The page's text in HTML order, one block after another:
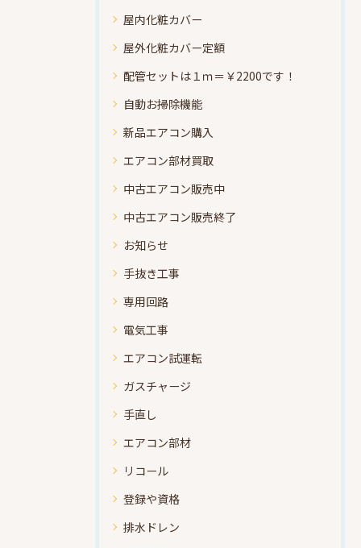
屋内化粧カバー
屋外化粧カバー定額
配管セットは１ｍ＝￥2200です！
自動お掃除機能
新品エアコン購入
エアコン部材買取
中古エアコン販売中
中古エアコン販売終了
お知らせ
手抜き工事
専用回路
電気工事
エアコン試運転
ガスチャージ
手直し
エアコン部材
リコール
登録や資格
排水ドレン